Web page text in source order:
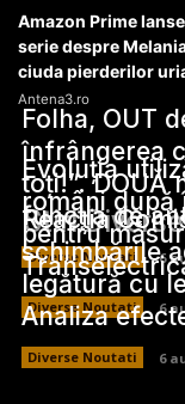
Amazon Prime
serie despre
ciuda pierderilor
Antena3.ro
Stiri
Folha, OUT
înfrângerea
toți!”. DOUĂ
funcția de
Diverse Noutati 6
Evoluția
români după
pentru
Diverse Noutati 6
Reacția
schimbările
legătură cu
Analiza
Diverse Noutati 6